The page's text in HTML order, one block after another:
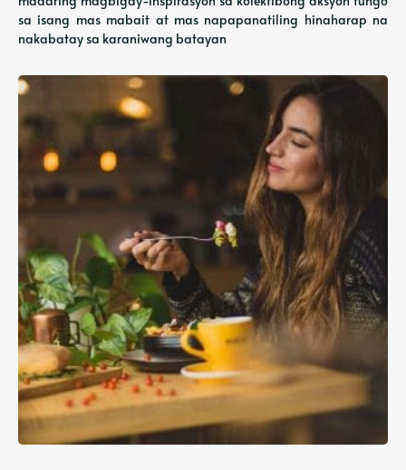
sa isang mas mabait at mas napapanatiling hinaharap na
nakabatay sa karaniwang batayan